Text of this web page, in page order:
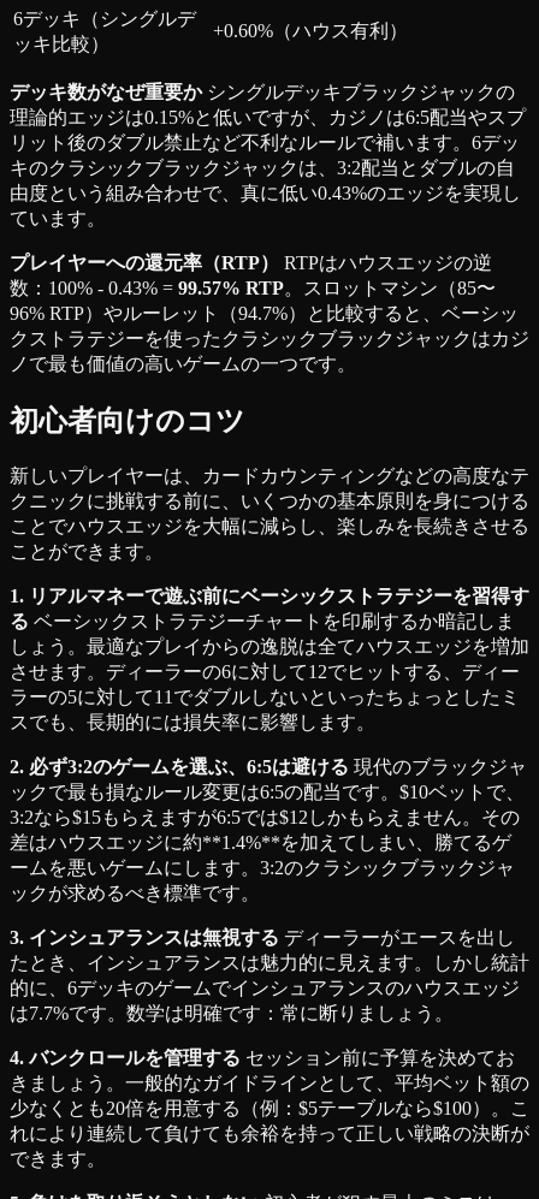
6デッキ（シングルデ
ッキ比較）
+0.60%（ハウス有利）
デッキ数がなぜ重要かシングルデッキブラックジャックの
理論的エッジは0.15%と低いですが、カジノは6:5配当やスプ
リット後のダブル禁止など不利なルールで補います。6デッ
キのクラシックブラックジャックは、3:2配当とダブルの自
由度という組み合わせで、真に低い0.43%のエッジを実現し
ています。
プレイヤーへの還元率（RTP）
RTPはハウスエッジの逆
数：100% - 0.43% = 99.57% RTP。スロットマシン（85〜
96% RTP）やルーレット（94.7%）と比較すると、ベーシッ
クストラテジーを使ったクラシックブラックジャックはカジ
ノで最も価値の高いゲームの一つです。
初心者向けのコツ
新しいプレイヤーは、カードカウンティングなどの高度なテ
クニックに挑戦する前に、いくつかの基本原則を身につける
ことでハウスエッジを大幅に減らし、楽しみを長続きさせる
ことができます。
1. リアルマネーで遊ぶ前にベーシックストラテジーを習得す
る ベーシックストラテジーチャートを印刷するか暗記しま
しょう。最適なプレイからの逸脱は全てハウスエッジを増加
させます。ディーラーの6に対して12でヒットする、ディー
ラーの5に対して11でダブルしないといったちょっとしたミ
スでも、長期的には損失率に影響します。
2. 必ず3:2のゲームを選ぶ、6:5は避ける 現代のブラックジャ
ックで最も損なルール変更は6:5の配当です。$10ベットで、
3:2なら$15もらえますが6:5では$12しかもらえません。その
差はハウスエッジに約**1.4%**を加えてしまい、勝てるゲ
ームを悪いゲームにします。3:2のクラシックブラックジャ
ックが求めるべき標準です。
3. インシュアランスは無視する ディーラーがエースを出し
たとき、インシュアランスは魅力的に見えます。しかし統計
的に、6デッキのゲームでインシュアランスのハウスエッジ
は7.7%です。数学は明確です：常に断りましょう。
4. バンクロールを管理する セッション前に予算を決めてお
きましょう。一般的なガイドラインとして、平均ベット額の
少なくとも20倍を用意する（例：$5テーブルなら$100）。こ
れにより連続して負けても余裕を持って正しい戦略の決断が
できます。